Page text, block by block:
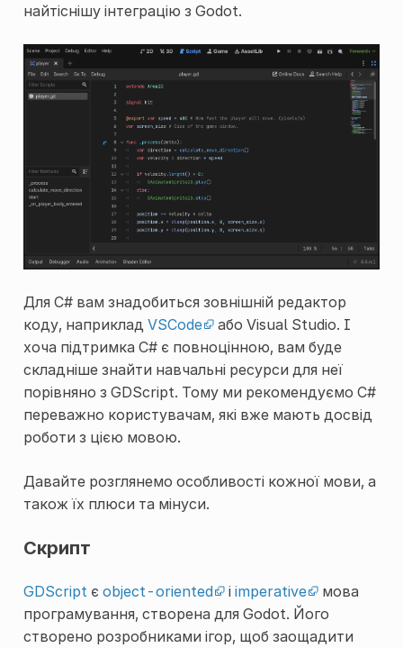
найтіснішу інтеграцію з Godot.
Для C# вам знадобиться зовнішній редактор
коду, наприклад VSCode
або Visual Studio. І
хоча підтримка C# є повноцінною, вам буде
складніше знайти навчальні ресурси для неї
порівняно з GDScript. Тому ми рекомендуємо C#
переважно користувачам, які вже мають досвід
роботи з цією мовою.
Давайте розглянемо особливості кожної мови, а
також їх плюси та мінуси.
Скрипт
GDScript є object-oriented і imperative
мова
програмування, створена для Godot. Його
створено розробниками ігор, щоб заощадити